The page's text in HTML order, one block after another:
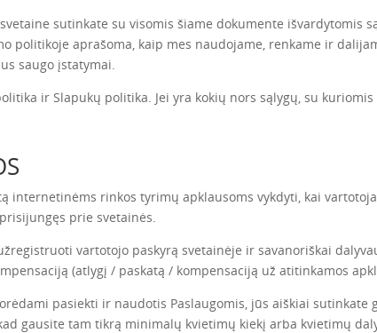
sutinkate su visomis šiame dokumente išvardytomis
politikoje aprašoma, kaip mes naudojame, renkame ir
saugo įstatymai.
irSlapukų politika. Jei yra kokių nors sąlygų, su
internetinėms rinkos tyrimų apklausoms vykdyti, kai
prie svetainės.
vartotojo paskyrą svetainėje ir savanoriškai
(atlygį / paskatą / kompensaciją už atitinkamos
pasiekti ir naudotis Paslaugomis, jūs aiškiai
gausite tam tikrą minimalų kvietimų kiekį arba kvietimų